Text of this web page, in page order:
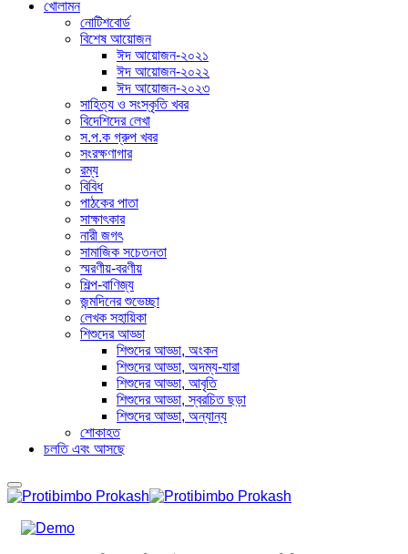
খোলামন
নোটিশবোর্ড
বিশেষ আয়োজন
ঈদ আয়োজন-২০২১
ঈদ আয়োজন-২০২২
ঈদ আয়োজন-২০২৩
সাহিত্য ও সংস্কৃতি খবর
বিদেশিদের লেখা
স.প.ক গ্রুপ খবর
সংরক্ষণাগার
রম্য
বিবিধ
পাঠকের পাতা
সাক্ষাৎকার
নারী জগৎ
সামাজিক সচেতনতা
স্মরণীয়-বরণীয়
শিল্প-বাণিজ্য
জন্মদিনের শুভেচ্ছা
লেখক সহায়িকা
শিশুদের আড্ডা
শিশুদের আড্ডা, অংকন
শিশুদের আড্ডা, অদম্য-যারা
শিশুদের আড্ডা, আবৃতি
শিশুদের আড্ডা, স্বরচিত ছড়া
শিশুদের আড্ডা, অন্যান্য
শোকাহত
চলতি এবং আসছে